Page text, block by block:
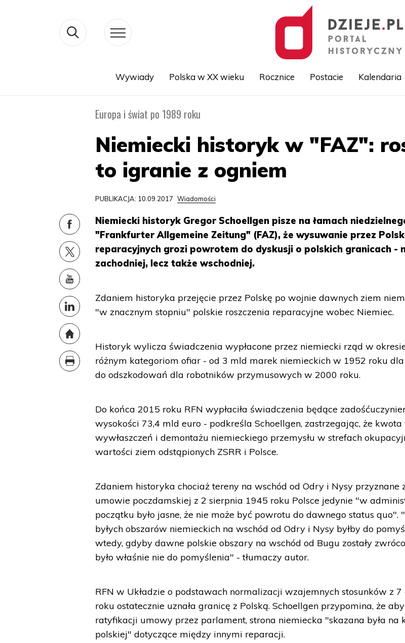
Wywiady Polska w XX wieku Rocznice Postacie Kalendaria
Europa i świat po 1989 roku
Niemiecki historyk w "FAZ":
to igranie z ogniem
PUBLIKACJA: 10.09.2017 Wiadomości
Niemiecki historyk Gregor Schoellgen pisze na łamach
"Frankfurter Allgemeine Zeitung" (FAZ), że wysuwanie przez
reparacyjnych grozi powrotem do dyskusji o polskich granicach -
zachodniej, lecz także wschodniej.
Zdaniem historyka przejęcie przez Polskę po wojnie dawnych ziem
"w znacznym stopniu" polskie roszczenia reparacyjne wobec Niemiec.
Historyk wylicza świadczenia wypłacone przez niemiecki rząd w
różnym kategoriom ofiar - od 3 mld marek niemieckich w 1952 roku
do odszkodowań dla robotników przymusowych w 2000 roku.
Do końca 2015 roku RFN wypłaciła świadczenia będące
wysokości 73,4 mld euro - podkreśla Schoellgen, zastrzegając, że
wywłaszczeń i demontażu niemieckiego przemysłu w strefach
wartości ziem odstąpionych ZSRR i Polsce.
Zdaniem historyka chociaż tereny na wschód od Odry i Nysy przyznane
umowie poczdamskiej z 2 sierpnia 1945 roku Polsce jedynie "w
początku było jasne, że nie może być powrotu do dawnego status quo".
byłych obszarów niemieckich na wschód od Odry i Nysy byłby do
wtedy, gdyby dawne polskie obszary na wschód od Bugu zostały
było właśnie nie do pomyślenia" - tłumaczy autor.
RFN w Układzie o podstawach normalizacji wzajemnych stosunków z
roku ostatecznie uznała granicę z Polską. Schoellgen przypomina, że
ratyfikacji umowy przez parlament, strona niemiecka "skazana była na
polskiej" dotyczące między innymi reparacji.